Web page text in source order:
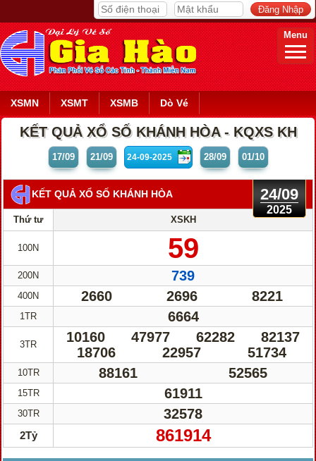
Menu
XSMN XSMT XSMB Dò Vé
KẾT QUẢ XỔ SỐ KHÁNH HÒA - KQXS KH
17/09 21/09 28/09 01/10
KẾT QUẢ XỔ SỐ KHÁNH HÒA 24/09
2025
Thứ tư XSKH
100N 59
200N 739
400N 2660 2696 8221
1TR 6664
3TR 10160 47977 62282
82137
18706
22957 51734
10TR 88161 52565
15TR 61911
30TR 32578
2Tỷ 861914